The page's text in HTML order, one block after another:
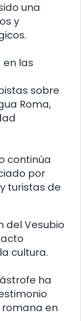
una
y
las
sobre
Roma,
continúa
por
turistas de
del Vesubio
cultura.
ha
romana en